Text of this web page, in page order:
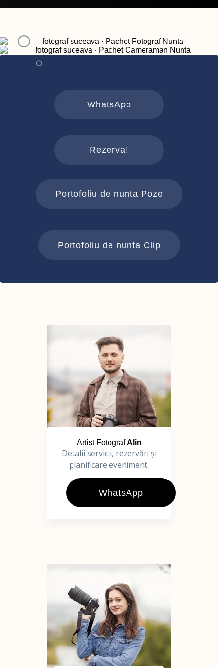
WhatsApp
Rezerva!
Portofoliu de nunta Poze
Portofoliu de nunta Clip
Artist FotografAlin
Detalii servicii, rezervări și
planificare eveniment.
WhatsApp